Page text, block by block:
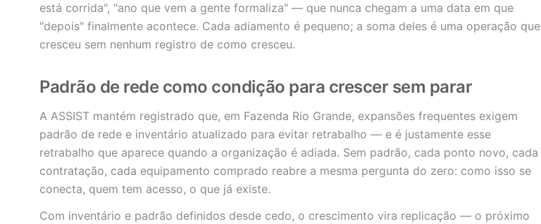
está corrida", "ano que vem a gente formaliza" — que nunca chegam a uma data em que
"depois" finalmente acontece. Cada adiamento é pequeno; a soma deles é uma operação que
cresceu sem nenhum registro de como cresceu.
Padrão de rede como condição para crescer sem parar
A ASSIST mantém registrado que, em Fazenda Rio Grande, expansões frequentes exigem
padrão de rede e inventário atualizado para evitar retrabalho — e é justamente esse
retrabalho que aparece quando a organização é adiada. Sem padrão, cada ponto novo, cada
contratação, cada equipamento comprado reabre a mesma pergunta do zero: como isso se
conecta, quem tem acesso, o que já existe.
Com inventário e padrão definidos desde cedo, o crescimento vira replicação — o próximo